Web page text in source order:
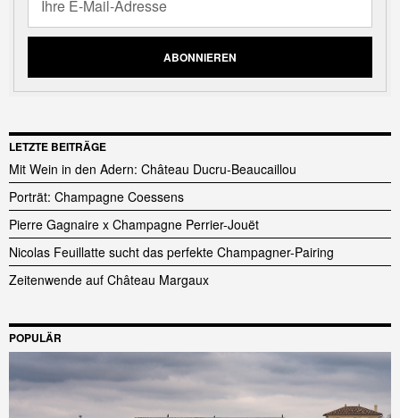
LETZTE BEITRÄGE
Mit Wein in den Adern: Château Ducru-Beaucaillou
Porträt: Champagne Coessens
Pierre Gagnaire x Champagne Perrier-Jouët
Nicolas Feuillatte sucht das perfekte Champagner-Pairing
Zeitenwende auf Château Margaux
POPULÄR